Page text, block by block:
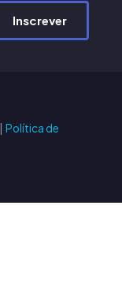
Inscrever
Política de